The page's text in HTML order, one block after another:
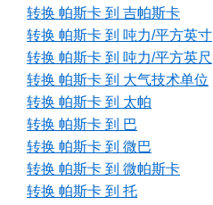
转换 帕斯卡 到 吉帕斯卡
转换 帕斯卡 到 吨力/平方英寸
转换 帕斯卡 到 吨力/平方英尺
转换 帕斯卡 到 大气技术单位
转换 帕斯卡 到 太帕
转换 帕斯卡 到 巴
转换 帕斯卡 到 微巴
转换 帕斯卡 到 微帕斯卡
转换 帕斯卡 到 托